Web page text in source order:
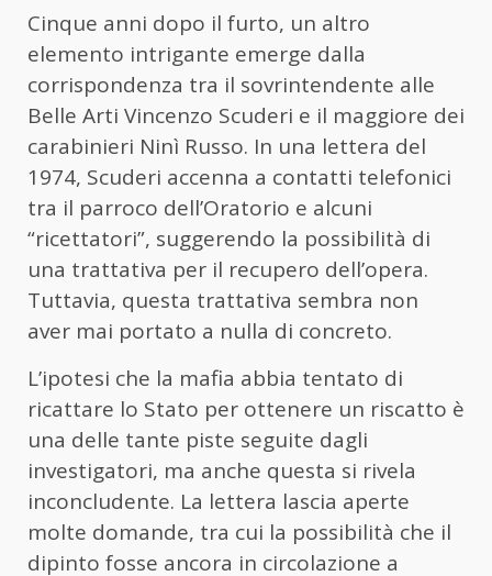
Cinque anni dopo il furto, un altro
elemento intrigante emerge dalla
corrispondenza tra il sovrintendente alle
Belle Arti Vincenzo Scuderi e il maggiore dei
carabinieri Ninì Russo. In una lettera del
1974, Scuderi accenna a contatti telefonici
tra il parroco dell’Oratorio e alcuni
“ricettatori”, suggerendo la possibilità di
una trattativa per il recupero dell’opera.
Tuttavia, questa trattativa sembra non
aver mai portato a nulla di concreto.
L’ipotesi che la mafia abbia tentato di
ricattare lo Stato per ottenere un riscatto è
una delle tante piste seguite dagli
investigatori, ma anche questa si rivela
inconcludente. La lettera lascia aperte
molte domande, tra cui la possibilità che il
dipinto fosse ancora in circolazione a